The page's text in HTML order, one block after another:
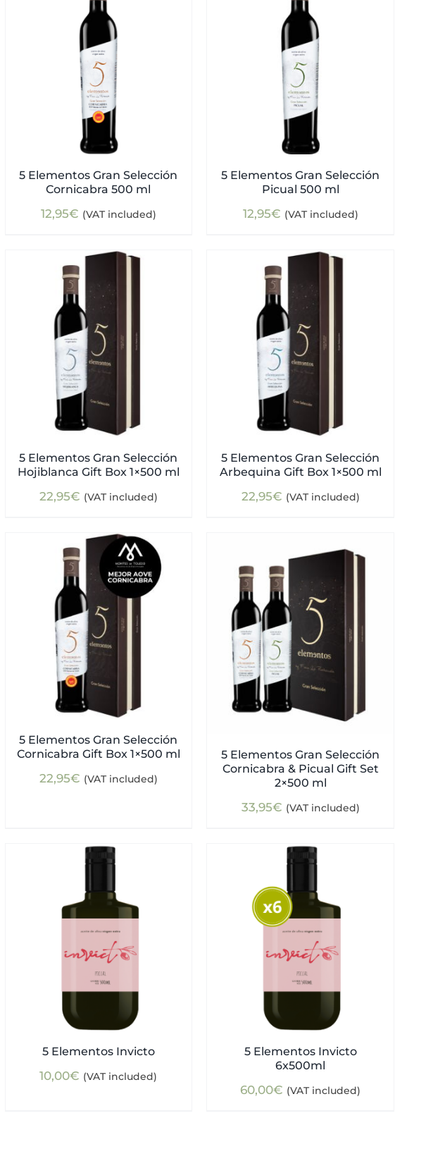
5 Elementos Gran Selección
Cornicabra 500 ml
12,95€ (VAT included)
5 Elementos Gran Selección
Picual 500 ml
12,95€ (VAT included)
5 Elementos Gran Selección
Hojiblanca Gift Box 1×500 ml
22,95€ (VAT included)
5 Elementos Gran Selección
Arbequina Gift Box 1×500 ml
22,95€ (VAT included)
5 Elementos Gran Selección
Cornicabra Gift Box 1×500 ml
22,95€ (VAT included)
5 Elementos Gran Selección
Cornicabra & Picual Gift Set
2×500 ml
33,95€ (VAT included)
5 Elementos Invicto
10,00€ (VAT included)
5 Elementos Invicto
6x500ml
60,00€ (VAT included)